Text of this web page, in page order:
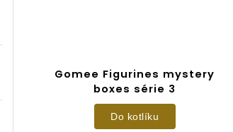
Gomee Figurines mystery
boxes série 3
Do kotlíku